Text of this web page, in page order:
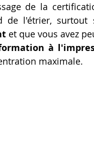
de la
de l'étrier, surtout
et que vous avez
à
maximale.